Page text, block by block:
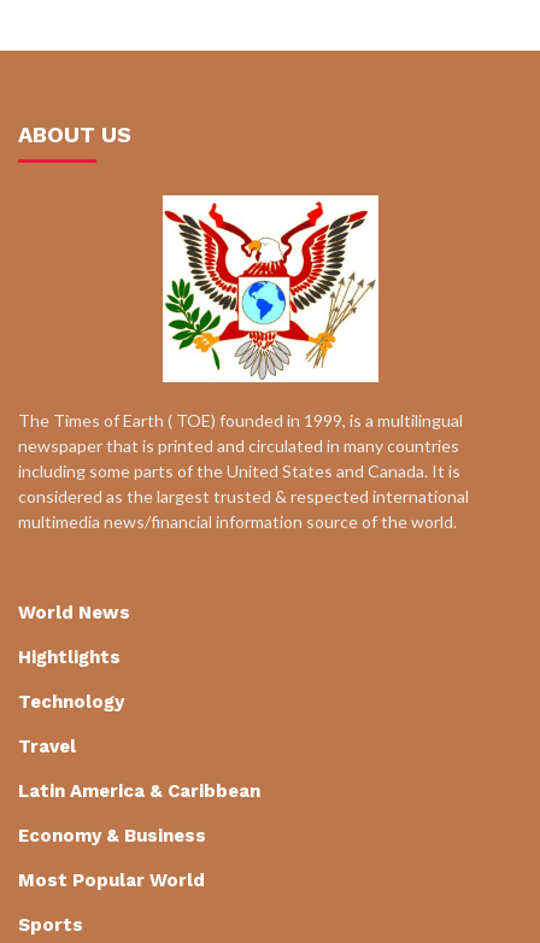
ABOUT US
The Times of Earth ( TOE) founded in 1999, is a multilingual
newspaper that is printed and circulated in many countries
including some parts of the United States and Canada. It is
considered as the largest trusted & respected international
multimedia news/financial information source of the world.
World News
Hightlights
Technology
Travel
Latin America & Caribbean
Economy & Business
Most Popular World
Sports